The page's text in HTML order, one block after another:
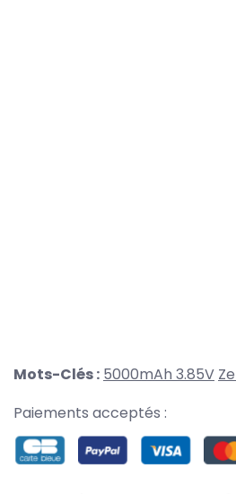
Mots-Clés : 5000mAh 3.85V
Paiements acceptés :